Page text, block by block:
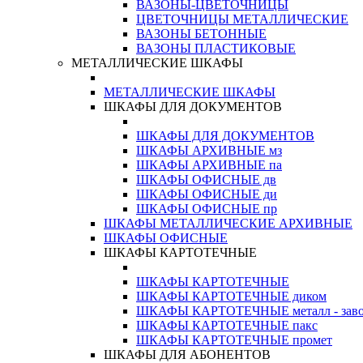
ВАЗОНЫ-ЦВЕТОЧНИЦЫ
ЦВЕТОЧНИЦЫ МЕТАЛЛИЧЕСКИЕ
ВАЗОНЫ БЕТОННЫЕ
ВАЗОНЫ ПЛАСТИКОВЫЕ
МЕТАЛЛИЧЕСКИЕ ШКАФЫ
МЕТАЛЛИЧЕСКИЕ ШКАФЫ
ШКАФЫ ДЛЯ ДОКУМЕНТОВ
ШКАФЫ ДЛЯ ДОКУМЕНТОВ
ШКАФЫ АРХИВНЫЕ мз
ШКАФЫ АРХИВНЫЕ па
ШКАФЫ ОФИСНЫЕ дв
ШКАФЫ ОФИСНЫЕ ди
ШКАФЫ ОФИСНЫЕ пр
ШКАФЫ МЕТАЛЛИЧЕСКИЕ АРХИВНЫЕ
ШКАФЫ ОФИСНЫЕ
ШКАФЫ КАРТОТЕЧНЫЕ
ШКАФЫ КАРТОТЕЧНЫЕ
ШКАФЫ КАРТОТЕЧНЫЕ диком
ШКАФЫ КАРТОТЕЧНЫЕ металл -
ШКАФЫ КАРТОТЕЧНЫЕ пакс
ШКАФЫ КАРТОТЕЧНЫЕ промет
ШКАФЫ ДЛЯ АБОНЕНТОВ